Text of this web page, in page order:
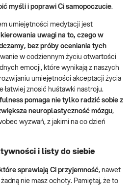
myśli i poprawi Ci samopoczucie.
umiejętności medytacji jest
uwagi na to, czego w
bez próby oceniania tych
w codziennym życiu otwartości
emocji, które wynikają z naszych
umiejętności akceptacji życia
łatwiej znosić huśtawki nastroju.
pomaga nie tylko radzić sobie z
neuroplastyczność mózgu,
wyzwań, z jakimi na co dzień
i listy do siebie
sprawiają Ci przyjemność, nawet
nie masz ochoty. Pamiętaj, że to